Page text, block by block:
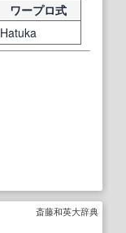
ワープロ式
Hatuka
斎藤和英大辞典